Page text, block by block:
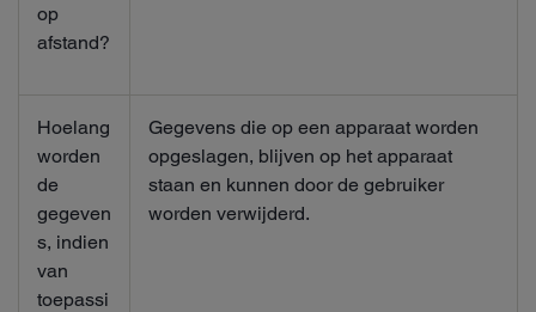
op
afstand?
Hoelang
worden
de
gegeven
s, indien
van
toepassi
Gegevens die op een apparaat worden
opgeslagen, blijven op het apparaat
staan en kunnen door de gebruiker
worden verwijderd.